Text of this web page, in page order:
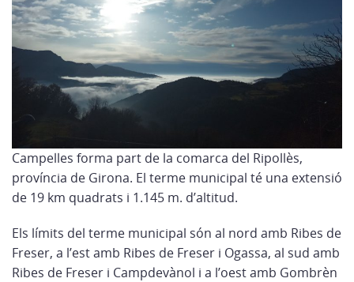
Campelles forma part de la comarca del Ripollès,
província de Girona. El terme municipal té una extensió
de 19 km quadrats i 1.145 m. d’altitud.
Els límits del terme municipal són al nord amb Ribes de
Freser, a l’est amb Ribes de Freser i Ogassa, al sud amb
Ribes de Freser i Campdevànol i a l’oest amb Gombrèn